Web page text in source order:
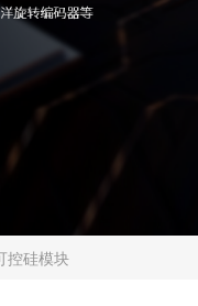
控硅模块